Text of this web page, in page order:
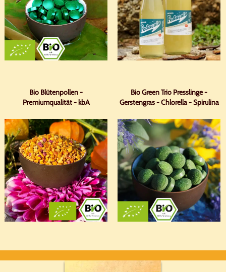
Bio Blütenpollen -
Premiumqualität - kbA
Bio Green Trio Presslinge -
Gerstengras - Chlorella - Spirulina